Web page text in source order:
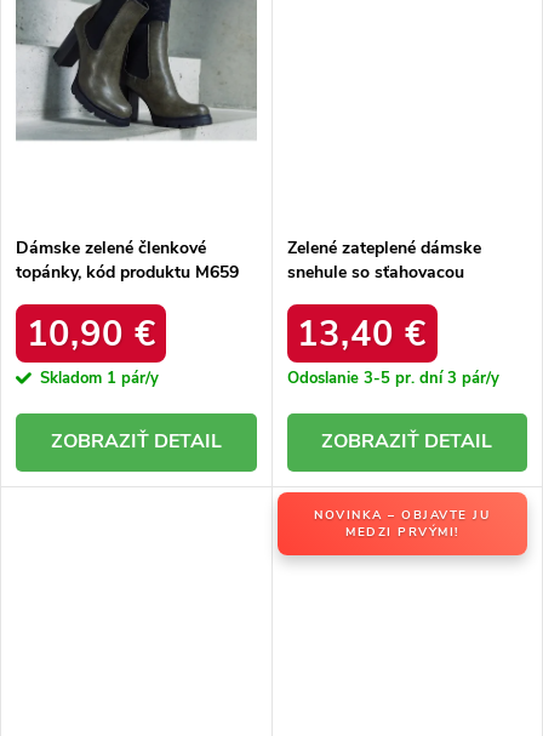
Dámske zelené členkové
topánky, kód produktu M659
10,90 €
Skladom 1 pár/y
DETAIL
Zelené zateplené dámske
snehule so sťahovacou
13,40 €
Odoslanie 3-5 pr. dní3 pár/y
DETAIL
NOVINKA – OBJAVTE JU
MEDZI PRVÝMI!